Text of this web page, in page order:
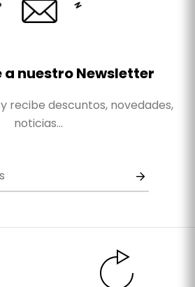
nuestro Newsletter
recibe descuntos, novedades,
noticias...